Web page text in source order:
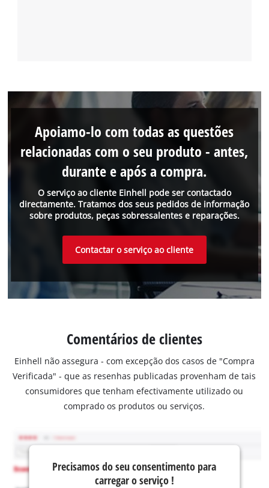
O serviço ao cliente Einhell pode ser contactado
directamente. Tratamos dos seus pedidos de informação
sobre produtos, peças sobressalentes e reparações.
Apoiamo-lo com todas as questões
relacionadas com o seu produto - antes,
durante e após a compra.
Contactar o serviço ao cliente
Comentários de clientes
Einhell não assegura - com excepção dos casos de "Compra
Verificada" - que as resenhas publicadas provenham de tais
consumidores que tenham efectivamente utilizado ou
comprado os produtos ou serviços.
Precisamos do seu consentimento para
carregar o serviço !